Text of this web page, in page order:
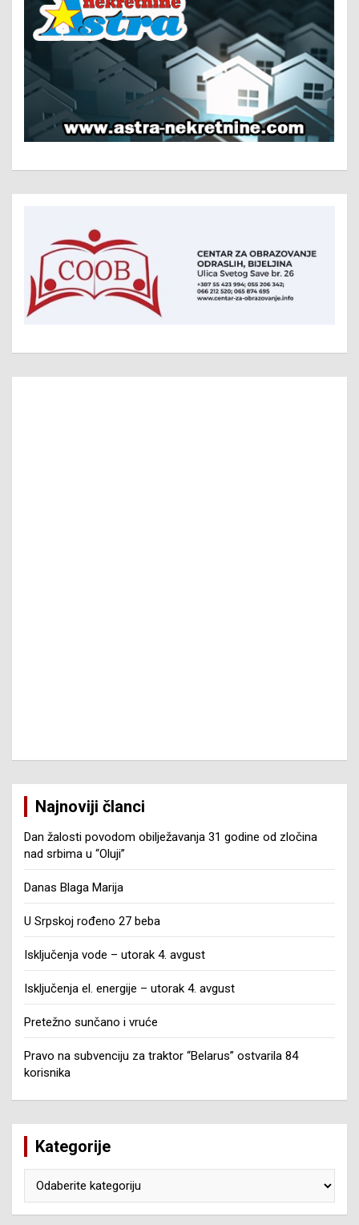
Najnoviji članci
Dan žalosti povodom obilježavanja 31 godine od zločina
nad srbima u “Oluji”
Danas Blaga Marija
U Srpskoj rođeno 27 beba
Isključenja vode – utorak 4. avgust
Isključenja el. energije – utorak 4. avgust
Pretežno sunčano i vruće
Pravo na subvenciju za traktor “Belarus” ostvarila 84
korisnika
Kategorije